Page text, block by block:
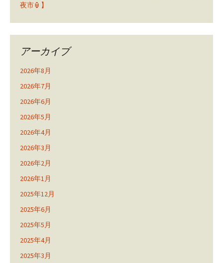
夜市🏮】
アーカイブ
2026年8月
2026年7月
2026年6月
2026年5月
2026年4月
2026年3月
2026年2月
2026年1月
2025年12月
2025年6月
2025年5月
2025年4月
2025年3月